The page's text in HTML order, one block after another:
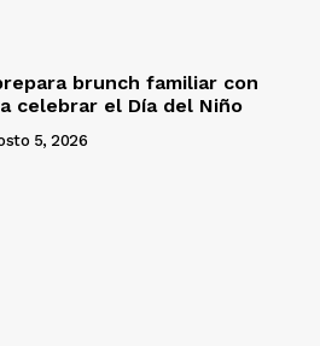
brunch familiar con
celebrar el Día del Niño
5, 2026